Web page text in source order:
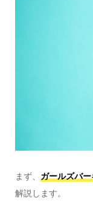
まず、 ガールズバ
解説します。